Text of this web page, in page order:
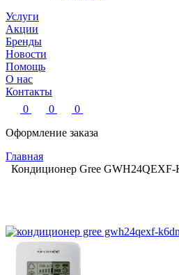
Услуги
Акции
Бренды
Новости
Помощь
О нас
Контакты
0
0
0
Оформление заказа
Главная
Кондиционер Gree